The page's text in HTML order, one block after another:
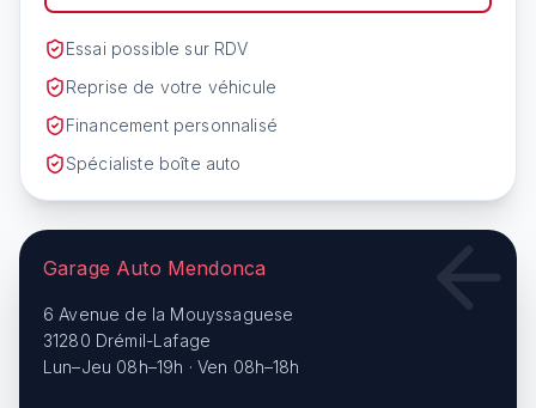
Essai possible sur RDV
Reprise de votre véhicule
Financement personnalisé
Spécialiste boîte auto
Garage Auto Mendonca
6 Avenue de la Mouyssaguese
31280 Drémil-Lafage
Lun–Jeu 08h–19h · Ven 08h–18h